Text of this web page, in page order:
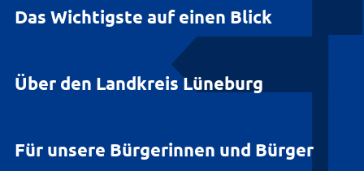
Das Wichtigste auf einen Blick
Über den Landkreis Lüneburg
Für unsere Bürgerinnen und Bürger